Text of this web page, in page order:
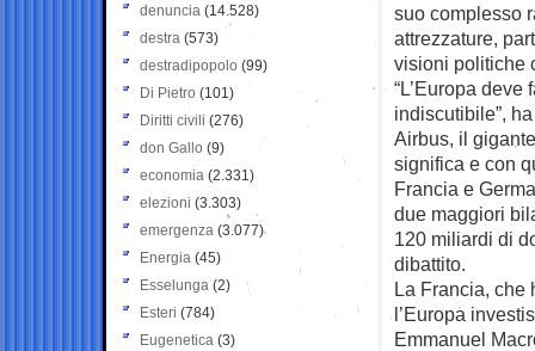
suo complesso
attrezzature,
visioni politiche
“L’Europa
indiscutibile”,
Airbus, il
significa e con
Francia e
due maggiori
120 miliardi di
dibattito.
La Francia, che
l’Europa
Emmanuel
denuncia (14.528)
destra (573)
destradipopolo (99)
Di Pietro (101)
Diritti civili (276)
don Gallo (9)
economia (2.331)
elezioni (3.303)
emergenza (3.077)
Energia (45)
Esselunga (2)
Esteri (784)
Eugenetica (3)